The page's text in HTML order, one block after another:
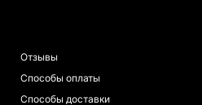
Отзывы
Способы оплаты
Способы доставки